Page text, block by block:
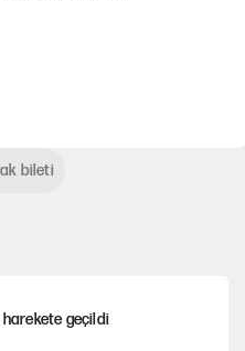
harekete geçildi
bileti